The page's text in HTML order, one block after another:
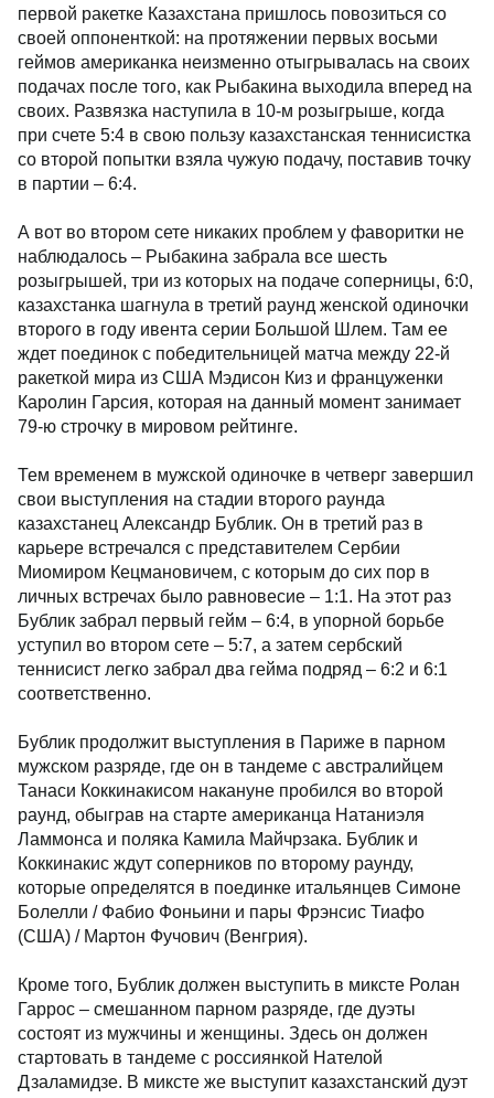
первой ракетке Казахстана пришлось повозиться со
своей оппоненткой: на протяжении первых восьми
геймов американка неизменно отыгрывалась на своих
подачах после того, как Рыбакина выходила вперед на
своих. Развязка наступила в 10-м розыгрыше, когда
при счете 5:4 в свою пользу казахстанская теннисистка
со второй попытки взяла чужую подачу, поставив точку
в партии – 6:4.
А вот во втором сете никаких проблем у фаворитки не
наблюдалось – Рыбакина забрала все шесть
розыгрышей, три из которых на подаче соперницы, 6:0,
казахстанка шагнула в третий раунд женской одиночки
второго в году ивента серии Большой Шлем. Там ее
ждет поединок с победительницей матча между 22-й
ракеткой мира из США Мэдисон Киз и француженки
Каролин Гарсия, которая на данный момент занимает
79-ю строчку в мировом рейтинге.
Тем временем в мужской одиночке в четверг завершил
свои выступления на стадии второго раунда
казахстанец Александр Бублик. Он в третий раз в
карьере встречался с представителем Сербии
Миомиром Кецмановичем, с которым до сих пор в
личных встречах было равновесие – 1:1. На этот раз
Бублик забрал первый гейм – 6:4, в упорной борьбе
уступил во втором сете – 5:7, а затем сербский
теннисист легко забрал два гейма подряд – 6:2 и 6:1
соответственно.
Бублик продолжит выступления в Париже в парном
мужском разряде, где он в тандеме с австралийцем
Танаси Коккинакисом накануне пробился во второй
раунд, обыграв на старте американца Натаниэля
Ламмонса и поляка Камила Майчрзака. Бублик и
Коккинакис ждут соперников по второму раунду,
которые определятся в поединке итальянцев Симоне
Болелли / Фабио Фоньини и пары Фрэнсис Тиафо
(США) / Мартон Фучович (Венгрия).
Кроме того, Бублик должен выступить в миксте Ролан
Гаррос – смешанном парном разряде, где дуэты
состоят из мужчины и женщины. Здесь он должен
стартовать в тандеме с россиянкой Нателой
Дзаламидзе. В миксте же выступит казахстанский дуэт